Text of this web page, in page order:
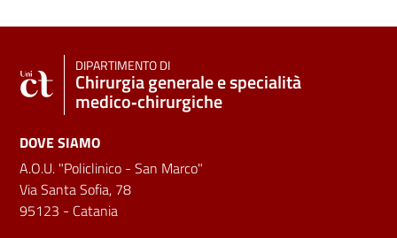
DIPARTIMENTO DI
Chirurgia generale e specialità
medico‑chirurgiche
DOVE SIAMO
A.O.U. "Policlinico - San Marco"
Via Santa Sofia, 78
95123 - Catania